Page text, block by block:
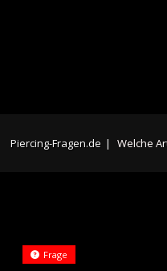
Piercing-Fragen.de | Welche
Frage